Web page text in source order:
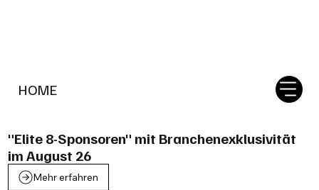
HOME
"Elite 8-Sponsoren" mit Branchenexklusivität
im August 26
Mehr erfahren